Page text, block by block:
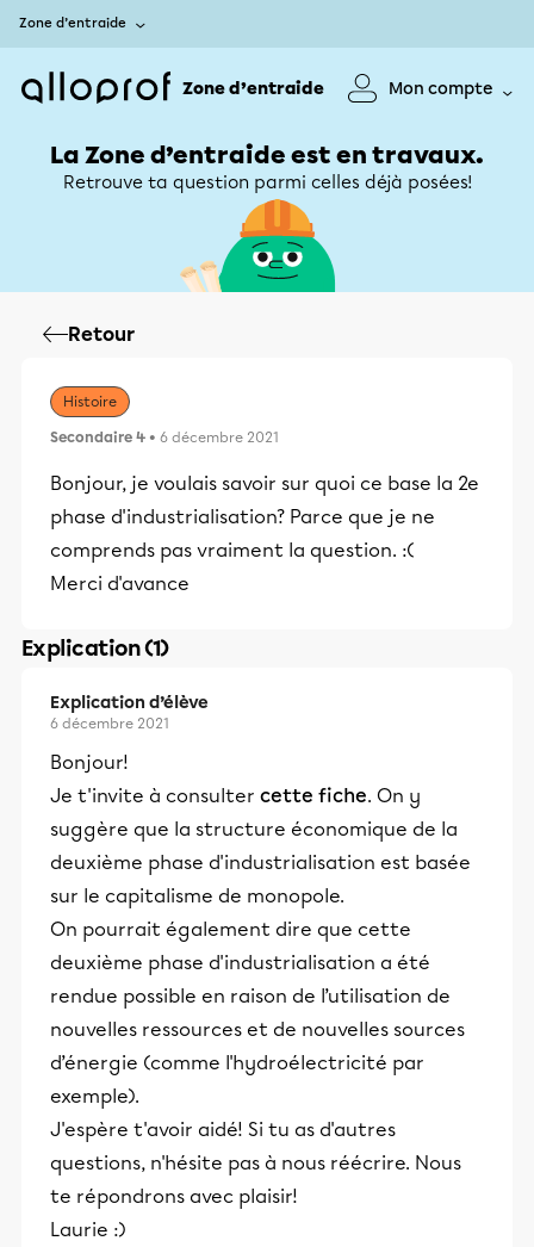
Zone d’entraide
Zone d’entraide Mon compte
La Zone d’entraide est en travaux.
Retrouve ta question parmi celles déjà posées!
Retour
Histoire
Secondaire 4 • 6 décembre 2021
Bonjour, je voulais savoir sur quoi ce base la 2e
phase d'industrialisation? Parce que je ne
comprends pas vraiment la question. :(
Merci d'avance
Explication (1)
Explication d’élève
6 décembre 2021
Bonjour!
Je t'invite à consulter cette fiche. On y
suggère que la structure économique de la
deuxième phase d'industrialisation est basée
sur le capitalisme de monopole.
On pourrait également dire que cette
deuxième phase d'industrialisation a été
rendue possible en raison de l’utilisation de
nouvelles ressources et de nouvelles sources
d’énergie (comme l'hydroélectricité par
exemple).
J'espère t'avoir aidé! Si tu as d'autres
questions, n'hésite pas à nous réécrire. Nous
te répondrons avec plaisir!
Laurie :)